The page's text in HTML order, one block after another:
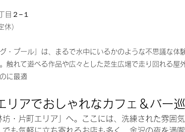
２−１
）
・プール」は、まるで水中にいるかのような不思議な体
触れて遊べる作品や広々とした芝生広場で走り回れる屋
に最適
リアでおしゃれなカフェ＆バー
・片町エリア」へ。ここには、洗練された雰囲
も気軽に立ち寄れるお店も多く、金沢の夜を満喫